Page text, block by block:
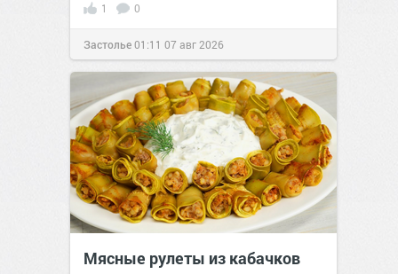
1 0
Застолье01:11 07 авг 2026
Мясные рулеты из кабачков